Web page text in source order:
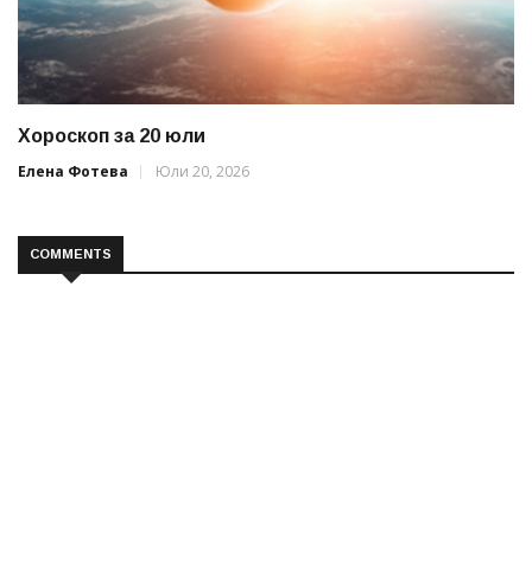
Хороскоп за 20 юли
Елена Фотева
Юли 20, 2026
COMMENTS